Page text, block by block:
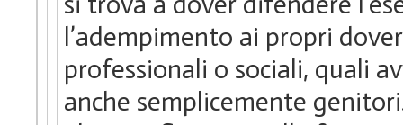
l’adempimento ai propri
professionali o sociali, quali
anche semplicemente